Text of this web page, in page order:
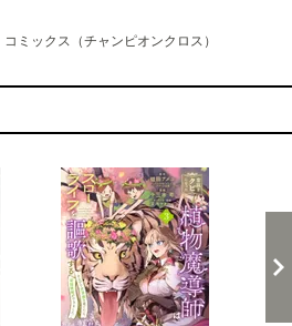
ミックス（チャンピオンクロス）